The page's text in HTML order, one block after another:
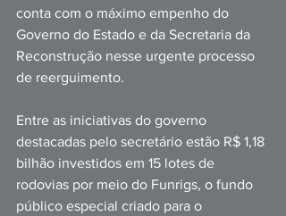
conta com o máximo empenho do
Governo do Estado e da Secretaria da
Reconstrução nesse urgente processo
de reerguimento.
Entre as iniciativas do governo
destacadas pelo secretário estão R$ 1,18
bilhão investidos em 15 lotes de
rodovias por meio do Funrigs, o fundo
público especial criado para o